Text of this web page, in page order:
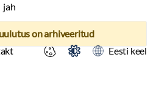
jah
on arhiveeritud
Eesti keel